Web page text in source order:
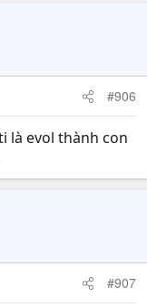
#906
là evol thành con
#907